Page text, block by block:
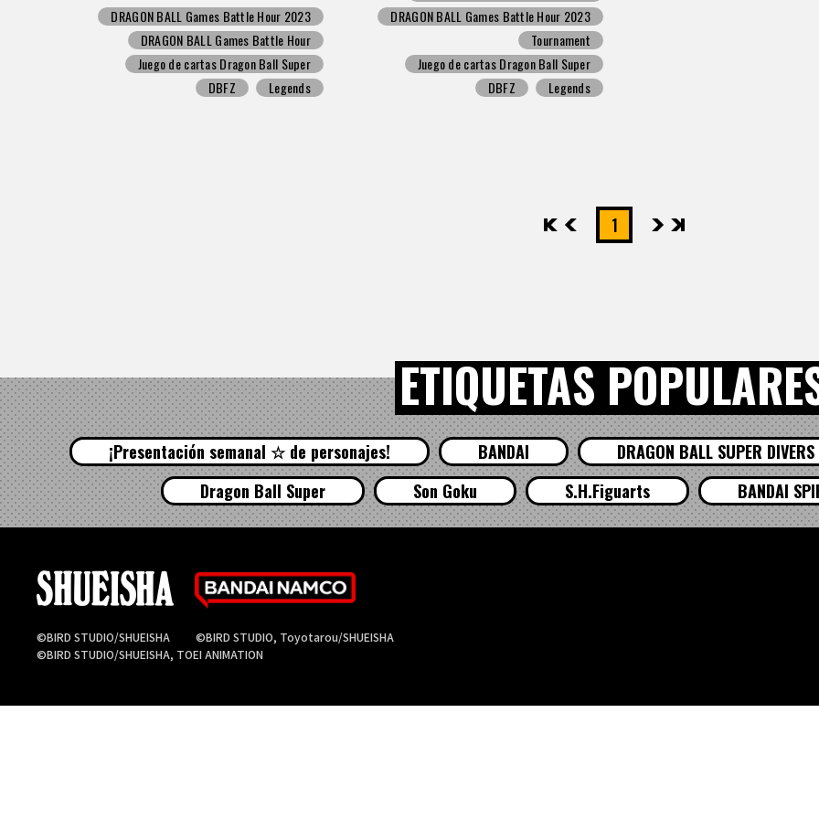
DRAGON BALL Games Battle Hour 2023
DRAGON BALL Games Battle Hour
Juego de cartas Dragon Ball Super
DBFZ
Legends
DRAGON BALL Games Battle Hour 2023
Tournament
Juego de cartas Dragon Ball Super
DBFZ
Legends
先頭 1 最後
ETIQUETAS
¡Presentación semanal ☆ de personajes! BANDAI
DRAGON BALL SUPER DIVERS
Dragon Ball Super
Son Goku S.H.Figuarts BANDAI
©BIRD STUDIO/SHUEISHA
©BIRD STUDIO, Toyotarou/SHUEISHA
©BIRD STUDIO/SHUEISHA, TOEI ANIMATION